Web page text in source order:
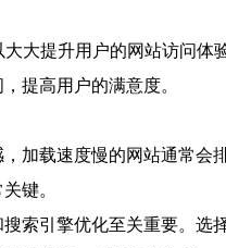
大提升用户的网站访问
提高用户的满意度。
加载速度慢的网站通常
键。
索引擎优化至关重要。